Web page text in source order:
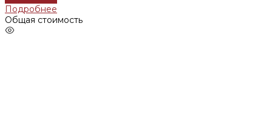
Подробнее
Общая стоимость